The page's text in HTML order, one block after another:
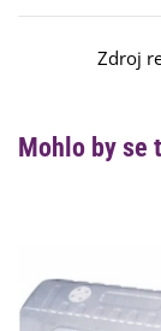
Zdroj
Mohlo by se